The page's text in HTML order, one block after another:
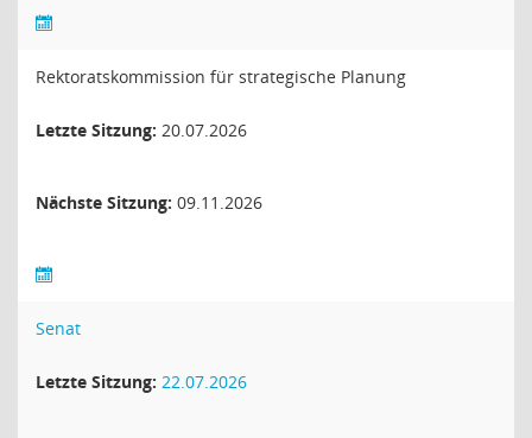
Rektoratskommission für strategische Planung
Letzte Sitzung: 20.07.2026
Nächste Sitzung: 09.11.2026
Senat
Letzte Sitzung: 22.07.2026